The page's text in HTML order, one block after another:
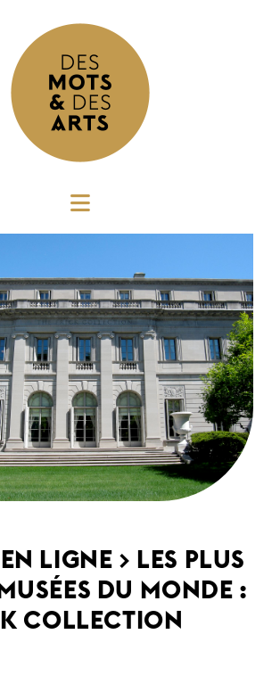
LIGNE > LES PLUS
DU MONDE :
COLLECTION